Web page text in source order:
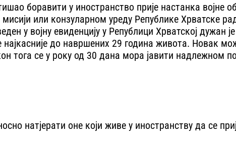
боравити у иностранство прије настанка војне
или конзуларном уреду Републике Хрватске
у војну евиденцију у Републици Хрватској дужан
до навршених 29 година живота. Новак
тога се у року од 30 дана мора јавити надлежном
натјерати оне који живе у иностранству да се